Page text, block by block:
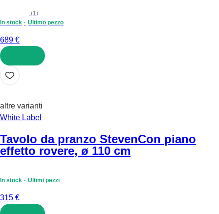
(1)
In stock
Ultimo pezzo
689 €
AGGIUNGI
altre varianti
White Label
Tavolo da pranzo StevenCon piano
effetto rovere, ø 110 cm
In stock Ultimi pezzi
315 €